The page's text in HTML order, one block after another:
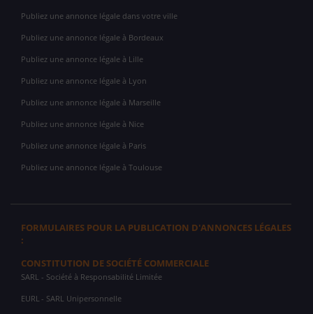
Publiez une annonce légale dans votre ville
Publiez une annonce légale à Bordeaux
Publiez une annonce légale à Lille
Publiez une annonce légale à Lyon
Publiez une annonce légale à Marseille
Publiez une annonce légale à Nice
Publiez une annonce légale à Paris
Publiez une annonce légale à Toulouse
FORMULAIRES POUR LA PUBLICATION D'ANNONCES LÉGALES
:
CONSTITUTION DE SOCIÉTÉ COMMERCIALE
SARL - Société à Responsabilité Limitée
EURL - SARL Unipersonnelle